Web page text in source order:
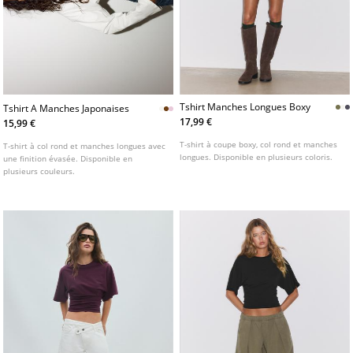
Tshirt A Manches Japonaises
15,99 €
T-shirt à col rond et manches longues avec
une finition évasée. Disponible en
plusieurs couleurs.
Tshirt Manches Longues Boxy
17,99 €
T-shirt à coupe boxy, col rond et manches
longues. Disponible en plusieurs coloris.